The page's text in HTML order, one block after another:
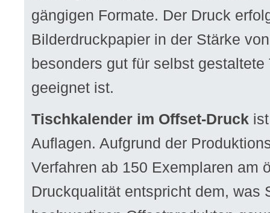
gängigen Formate. Der Druck
Bilderdruckpapier in der Stärke
besonders gut für selbst gestaltete
geeignet ist.
Tischkalender im Offset-Druck
Auflagen. Aufgrund der
Verfahren ab 150 Exemplaren am
Druckqualität entspricht dem, was